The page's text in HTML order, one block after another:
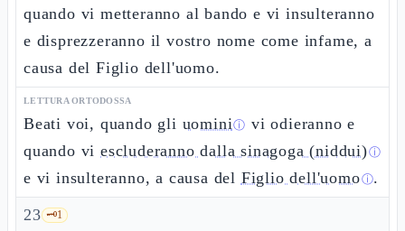
quando vi metteranno al bando e vi insulteranno
e disprezzeranno il vostro nome come infame, a
causa del Figlio dell'uomo.
LETTURA ORTODOSSA
Beati voi, quando gli uominiⓘ vi odieranno e
quando viescluderanno dalla sinagoga (niddui)ⓘ
e vi insulteranno, a causa del Figlio dell'uomoⓘ.
23 🗝️1